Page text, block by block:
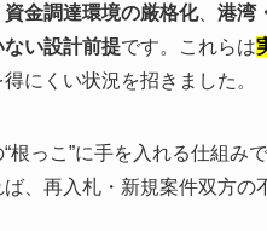
資金調達環境の厳格化、 港湾
ない設計前提です。これらは
にくい状況を招きました。
っこ”に手を入れる仕組みで
、再入札・新規案件双方の